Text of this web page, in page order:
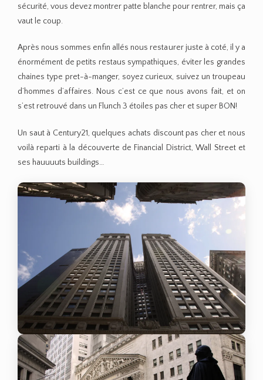
sécurité, vous devez montrer patte blanche pour rentrer, mais ça
vaut le coup.
Après nous sommes enfin allés nous restaurer juste à coté, il y a
énormément de petits restaus sympathiques, éviter les grandes
chaines type pret-à-manger, soyez curieux, suivez un troupeau
d’hommes d’affaires. Nous c’est ce que nous avons fait, et on
s’est retrouvé dans un Flunch 3 étoiles pas cher et super BON!
Un saut à Century21, quelques achats discount pas cher et nous
voilà reparti à la découverte de Financial District, Wall Street et
ses hauuuuts buildings…